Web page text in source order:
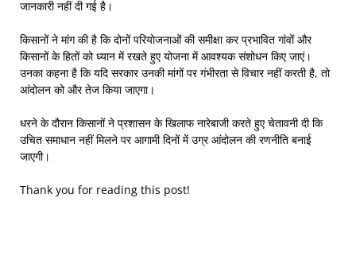
जानकारी नहीं दी गई है।
किसानों ने मांग की है कि दोनों परियोजनाओं की समीक्षा कर प्रभावित गांवों और
किसानों के हितों को ध्यान में रखते हुए योजना में आवश्यक संशोधन किए जाएं।
उनका कहना है कि यदि सरकार उनकी मांगों पर गंभीरता से विचार नहीं करती है, तो
आंदोलन को और तेज किया जाएगा।
धरने के दौरान किसानों ने प्रशासन के खिलाफ नारेबाजी करते हुए चेतावनी दी कि
उचित समाधान नहीं मिलने पर आगामी दिनों में उग्र आंदोलन की रणनीति बनाई
जाएगी।
Thank you for reading this post!